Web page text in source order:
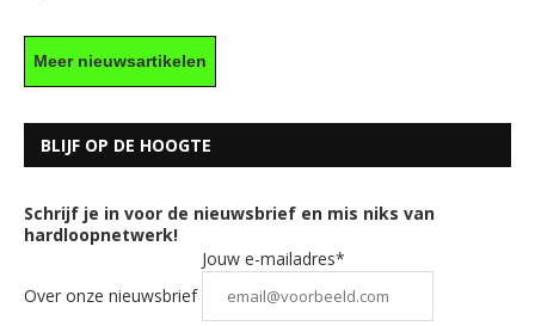
Meer nieuwsartikelen
BLIJF OP DE HOOGTE
Schrijf je in voor de nieuwsbrief en mis niks van
hardloopnetwerk!
Over onze nieuwsbrief
Jouw e-mailadres*